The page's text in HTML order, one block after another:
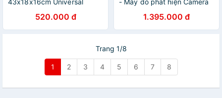
43x18x16cm Universal
Box LP110 - Hàng Chính
Hãng
520.000 đ
- Máy dò phát hiện Camera
trộm Sóng wifi GPS Tín hiệu
điện thoại Độ nhạy cao
8000MHz Pin Lithium dung
lượng cao 10-15h Nhỏ gọn
Đơn giản Dễ sử dụng Oto
Khách sạn - Hàng Chính
1.395.000 đ
Trang 1/8
1 2 3 4 5 6 7 8